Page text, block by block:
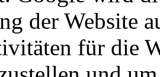
der Website
für die